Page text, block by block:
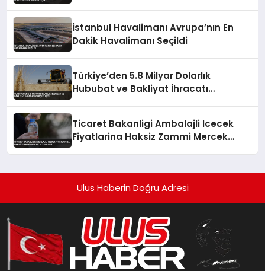
İstanbul Havalimanı Avrupa’nın En
Dakik Havalimanı Seçildi
Türkiye’den 5.8 Milyar Dolarlık
Hububat ve Bakliyat İhracatı
Ticaret Bakanligi Ambalajli Icecek
Fiyatlarina Haksiz Zammi Mercek
Ulus Haberin Doğru Adresi